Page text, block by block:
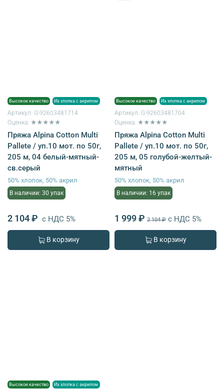
Высокое качество Из хлопка с акрилом
Артикул: G-92603481714
Оценка: ★★★★★
Пряжа Alpina Cotton Multi
Pallete / уп.10 мот. по 50г,
205 м, 04 белый-мятный-
св.серый
50% хлопок, 50% акрил
В наличии: 30 упак
2 104 ₽ с НДС 5%
В корзину
Высокое качество Из хлопка с акрилом
Артикул: G-92603481704
Оценка: ★★★★★
Пряжа Alpina Cotton Multi
Pallete / уп.10 мот. по 50г,
205 м, 05 голубой-желтый-
мятный
50% хлопок, 50% акрил
В наличии: 16 упак
1 999 ₽ 2 104 ₽ с НДС 5%
В корзину
Высокое качество Из хлопка с акрилом